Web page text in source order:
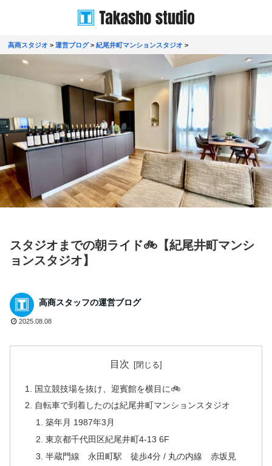
高商スタジオ >運営ブログ>紀尾井町マンションスタジオ >
スタジオまでの朝ライド🚲️【紀尾井町マンシ
ョンスタジオ】
高商スタッフの運営ブログ
2025.08.08
目次
国立競技場を抜け、迎賓館を横目に🚲️
自転車で到着したのは紀尾井町マンションスタジオ
築年月 1987年3月
東京都千代田区紀尾井町4-13 6F
半蔵門線 永田町駅 徒歩4分 / 丸の内線 赤坂見